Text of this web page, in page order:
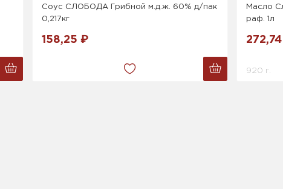
Соус СЛОБОДА Грибной м.д.ж. 60% д/пак
0,217кг
158,25 ₽
Масло
раф. 1л
920 г.